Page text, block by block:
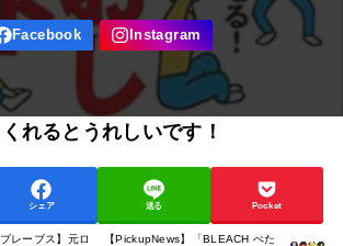
れるとうれしいです！
シェア 送る Pocket
レーブス】元ロ
【PickupNews】「BLEACH ぺた